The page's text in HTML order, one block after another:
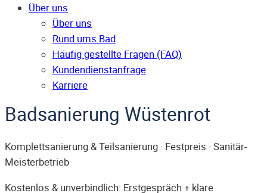
Über uns
Über uns
Rund ums Bad
Häufig gestellte Fragen (FAQ)
Kunden­dienst­anfrage
Karriere
Badsanierung Wüstenrot
Komplettsanierung & Teilsanierung · Festpreis · Sanitär-
Meisterbetrieb
Kostenlos & unverbindlich: Erstgespräch + klare